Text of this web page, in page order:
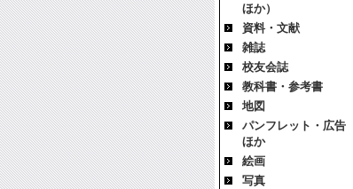
ほか）
資料・文献
雑誌
校友会誌
教科書・参考書
地図
パンフレット・広告
ほか
絵画
写真